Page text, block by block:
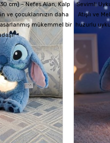
cm) – Nefes Alan, Kalp
ve çocuklarınızın daha
mükemmel bir
Sevimli
Atışlı ve
huzurlu